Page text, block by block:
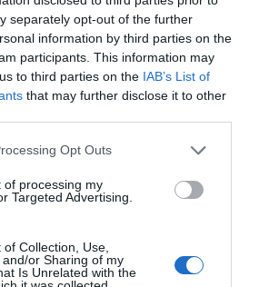
separately opt-out of the further
information by third parties on the
participants. This information may
to third parties on the IAB’s List of
that may further disclose it to other
Opt Outs
of processing my
Targeted Advertising.
Collection, Use,
or Sharing of my
Is Unrelated with the
σχόλιο